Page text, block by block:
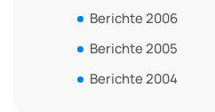
Berichte 2006
Berichte 2005
Berichte 2004